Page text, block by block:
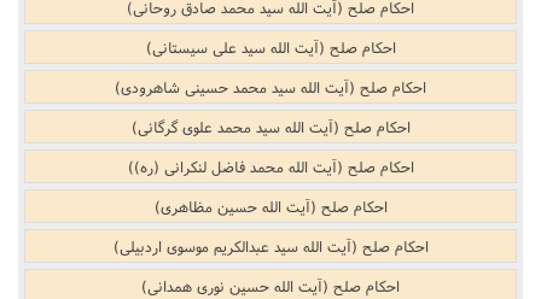
احکام صلح (آیت الله سید محمد صادق روحانی)
احکام صلح (آیت الله سید علی سیستانی)
احکام صلح (آیت الله سید محمد حسینی شاهرودی)
احکام صلح (آیت الله سید محمد علوی گرگانی)
احکام صلح (آیت الله محمد فاضل لنکرانی (ره))
احکام صلح (آیت الله حسین مظاهری)
احکام صلح (آیت الله سید عبدالکریم موسوی اردبیلی)
احکام صلح (آیت الله حسین نوری همدانی)